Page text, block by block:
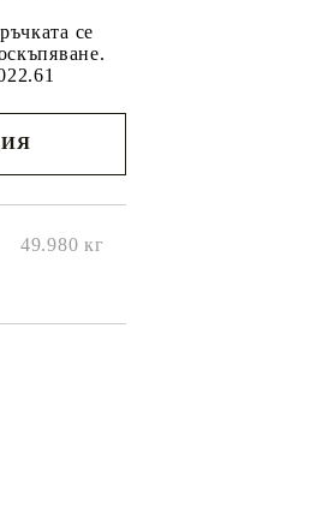
се
49.980 кг